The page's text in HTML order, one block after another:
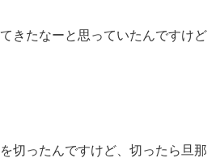
きたなーと思っていたんですけど
切ったんですけど、切ったら旦那